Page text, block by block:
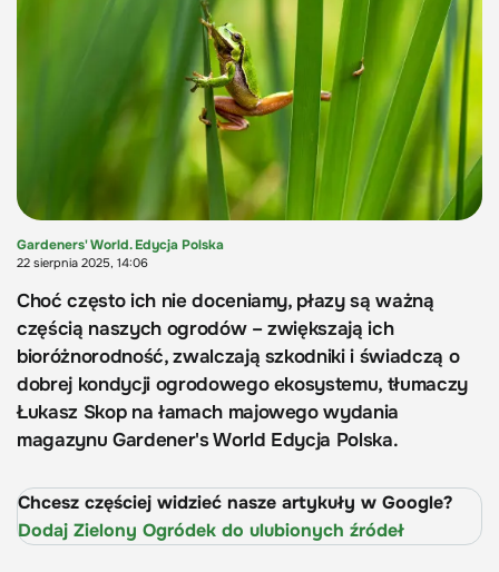
Gardeners' World. Edycja Polska
22 sierpnia 2025, 14:06
Choć często ich nie doceniamy, płazy są ważną
częścią naszych ogrodów – zwiększają ich
bioróżnorodność, zwalczają szkodniki i świadczą o
dobrej kondycji ogrodowego ekosystemu, tłumaczy
Łukasz Skop na łamach majowego wydania
magazynu Gardener's World Edycja Polska.
Chcesz częściej widzieć nasze artykuły w Google?
Dodaj Zielony Ogródek do ulubionych źródeł